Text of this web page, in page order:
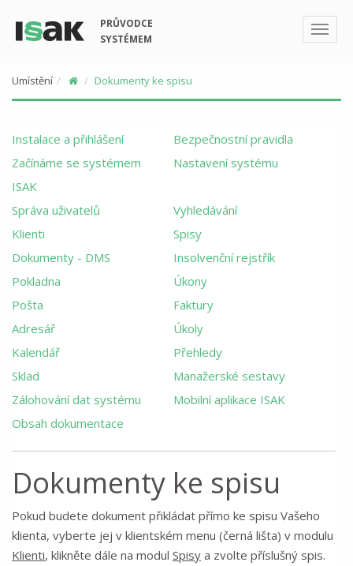
PRŮVODCE
SYSTÉMEM
Umístění Dokumenty ke spisu
Instalace a přihlášení
Bezpečnostní pravidla
Začínáme se systémem
ISAK
Nastavení systému
Správa uživatelů
Vyhledávání
Klienti
Spisy
Dokumenty - DMS
Insolvenční rejstřík
Pokladna
Úkony
Pošta
Faktury
Adresář
Úkoly
Kalendář
Přehledy
Sklad
Manažerské sestavy
Zálohování dat systému
Mobilní aplikace ISAK
Obsah dokumentace
Dokumenty ke spisu
Pokud budete dokument přikládat přímo ke spisu Vašeho
klienta, vyberte jej v klientském menu (černá lišta) v modulu
Klienti, klikněte dále na modul Spisy a zvolte příslušný spis.